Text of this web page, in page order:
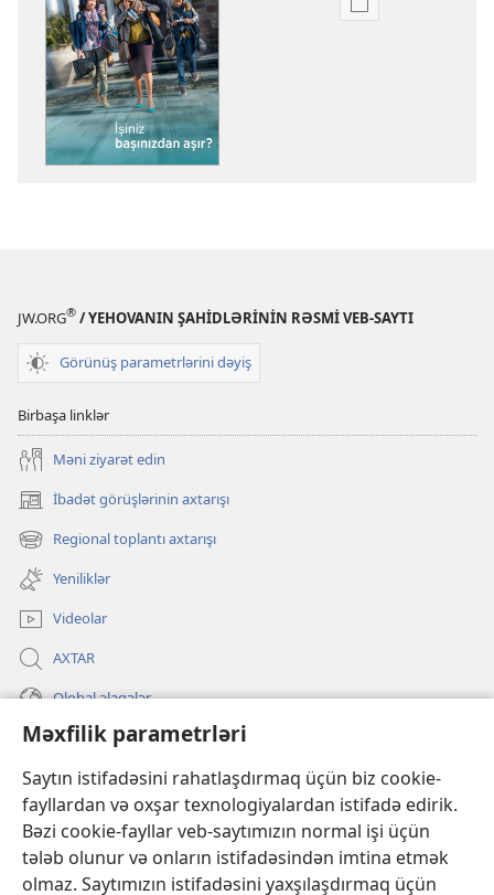
Məxfilik parametrləri
Saytın istifadəsini rahatlaşdırmaq üçün biz cookie-
fayllardan və oxşar texnologiyalardan istifadə edirik.
Bəzi cookie-fayllar veb-saytımızın normal işi üçün
tələb olunur və onların istifadəsindən imtina etmək
olmaz. Saytımızın istifadəsini yaxşılaşdırmaq üçün
Nəşrləri
JW.ORG® / YEHOVANIN ŞAHİDLƏRİNİN RƏSMİ VEB-SAYTI
Görünüş parametrlərini dəyiş
Birbaşa linklər
Məni ziyarət edin
İbadət görüşlərinin axtarışı
(yeni
pəncərə
açılır)
Regional toplantı axtarışı
(yeni
pəncərə
açılır)
Yeniliklər
Videolar
AXTAR
Qlobal əlaqələr
KÖMƏK
(yeni
pəncərə
açılır) Gözətçi qülləsinin ONLAYN KİTABXANASI™
(yeni
pəncərə